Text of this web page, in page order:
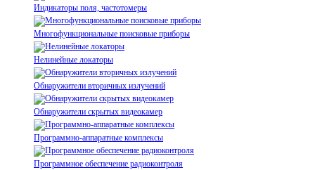
Индикаторы поля, частотомеры
Многофункциональные поисковые приборы
Нелинейные локаторы
Обнаружители вторичных излучений
Обнаружители скрытых видеокамер
Программно-аппаратные комплексы
Программное обеспечение радиоконтроля